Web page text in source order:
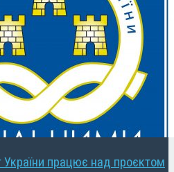
України працює над проєктом